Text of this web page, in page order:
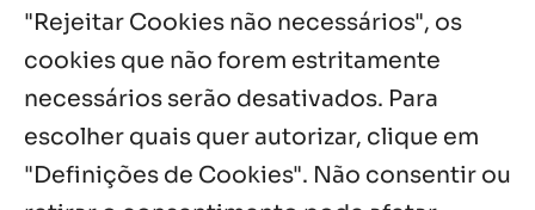
"Rejeitar Cookies não necessários", os
cookies que não forem estritamente
necessários serão desativados. Para
escolher quais quer autorizar, clique em
"Definições de Cookies". Não consentir ou
Notícias por Categoria